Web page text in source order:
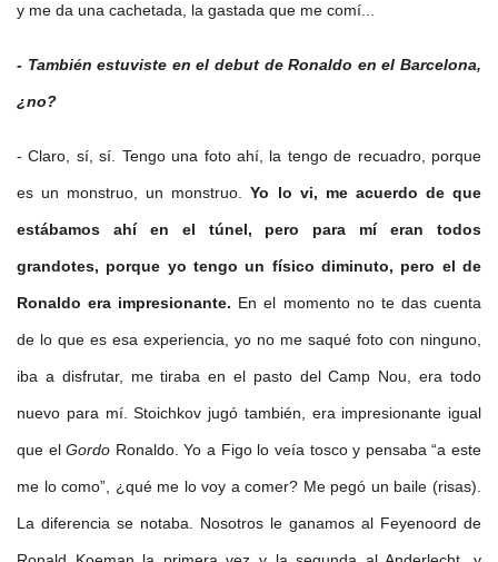
y me da una cachetada, la gastada que me comí...
- También estuviste en el debut de Ronaldo en el Barcelona,
¿no?
- Claro, sí, sí. Tengo una foto ahí, la tengo de recuadro, porque
es un monstruo, un monstruo.Yo lo vi, me acuerdo de que
estábamos ahí en el túnel, pero para mí eran todos
grandotes, porque yo tengo un físico diminuto, pero el de
Ronaldo era impresionante. En el momento no te das cuenta
de lo que es esa experiencia, yo no me saqué foto con ninguno,
iba a disfrutar, me tiraba en el pasto del Camp Nou, era todo
nuevo para mí. Stoichkov jugó también, era impresionante igual
que elGordo Ronaldo. Yo a Figo lo veía tosco y pensaba “a este
me lo como”, ¿qué me lo voy a comer? Me pegó un baile (risas).
La diferencia se notaba. Nosotros le ganamos al Feyenoord de